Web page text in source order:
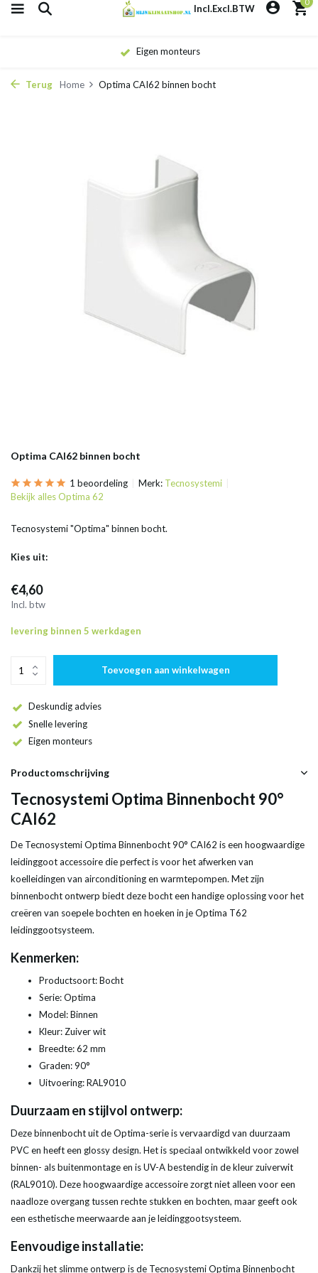
Incl.Excl.BTW
Eigen monteurs
Terug Home Optima CAI62 binnen bocht
Optima CAI62 binnen bocht
1 beoordeling Merk: Tecnosystemi
Bekijk alles Optima 62
Tecnosystemi "Optima" binnen bocht.
Kies uit:
€4,60
Incl. btw
levering binnen 5 werkdagen
Toevoegen aan winkelwagen
Deskundig advies
Snelle levering
Eigen monteurs
Productomschrijving
Tecnosystemi Optima Binnenbocht 90°
CAI62
De Tecnosystemi Optima Binnenbocht 90° CAI62 is een hoogwaardige
leidinggoot accessoire die perfect is voor het afwerken van
koelleidingen van airconditioning en warmtepompen. Met zijn
binnenbocht ontwerp biedt deze bocht een handige oplossing voor het
creëren van soepele bochten en hoeken in je Optima T62
leidinggootsysteem.
Kenmerken:
Productsoort: Bocht
Serie: Optima
Model: Binnen
Kleur: Zuiver wit
Breedte: 62 mm
Graden: 90°
Uitvoering: RAL9010
Duurzaam en stijlvol ontwerp:
Deze binnenbocht uit de Optima-serie is vervaardigd van duurzaam
PVC en heeft een glossy design. Het is speciaal ontwikkeld voor zowel
binnen- als buitenmontage en is UV-A bestendig in de kleur zuiverwit
(RAL9010). Deze hoogwaardige accessoire zorgt niet alleen voor een
naadloze overgang tussen rechte stukken en bochten, maar geeft ook
een esthetische meerwaarde aan je leidinggootsysteem.
Eenvoudige installatie:
Dankzij het slimme ontwerp is de Tecnosystemi Optima Binnenbocht